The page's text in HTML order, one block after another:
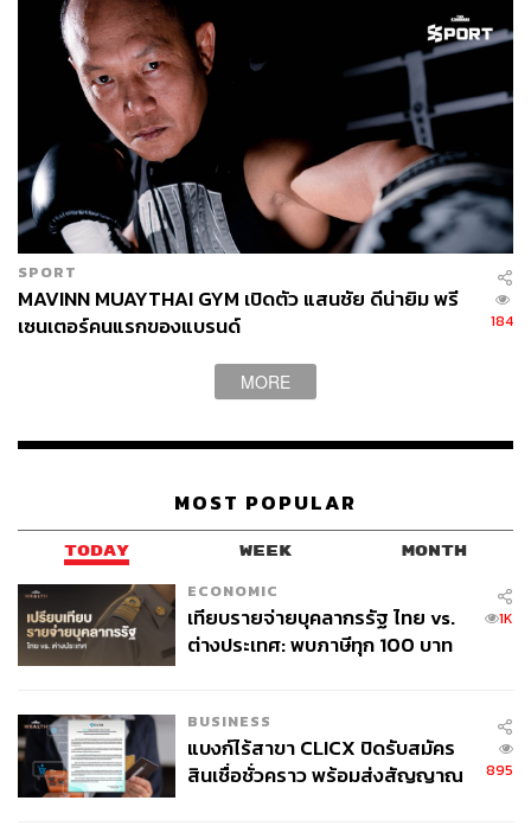
บัวขาว-สมบัติ บัญชาเมฆ
KAT Presents Legend of Rajadamnern
Oleksandr Yefimenko
THE STANDARD TEAM
กองบรรณาธิการ THE STANDARD
ABOUT THE PHOTOGRAPHER
ณาฌารัฐ ภักดีอาสา
SPORT
MAVINN MUAYTHAI GYM เปิดตัว แสนชัย ดีน่ายิม พรี
เซนเตอร์คนแรกของแบรนด์
184
MORE
MOST POPULAR
TODAY WEEK MONTH
ECONOMIC
เทียบรายจ่ายบุคลากรรัฐ ไทย vs.
ต่างประเทศ: พบภาษีทุก 100 บาท
1K
BUSINESS
แบงก์ไร้สาขา CLICX ปิดรับสมัคร
สินเชื่อชั่วคราว พร้อมส่งสัญญาณ
895